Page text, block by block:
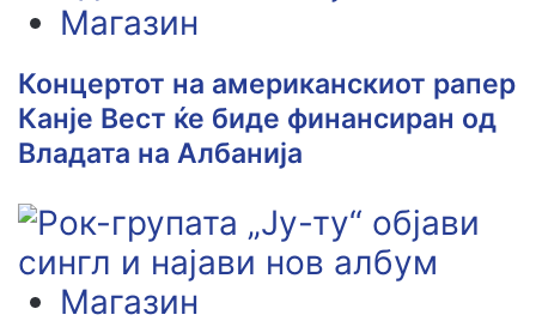
Магазин
Концертот на американскиот рапер
Канје Вест ќе биде финансиран од
Владата на Албанија
Магазин